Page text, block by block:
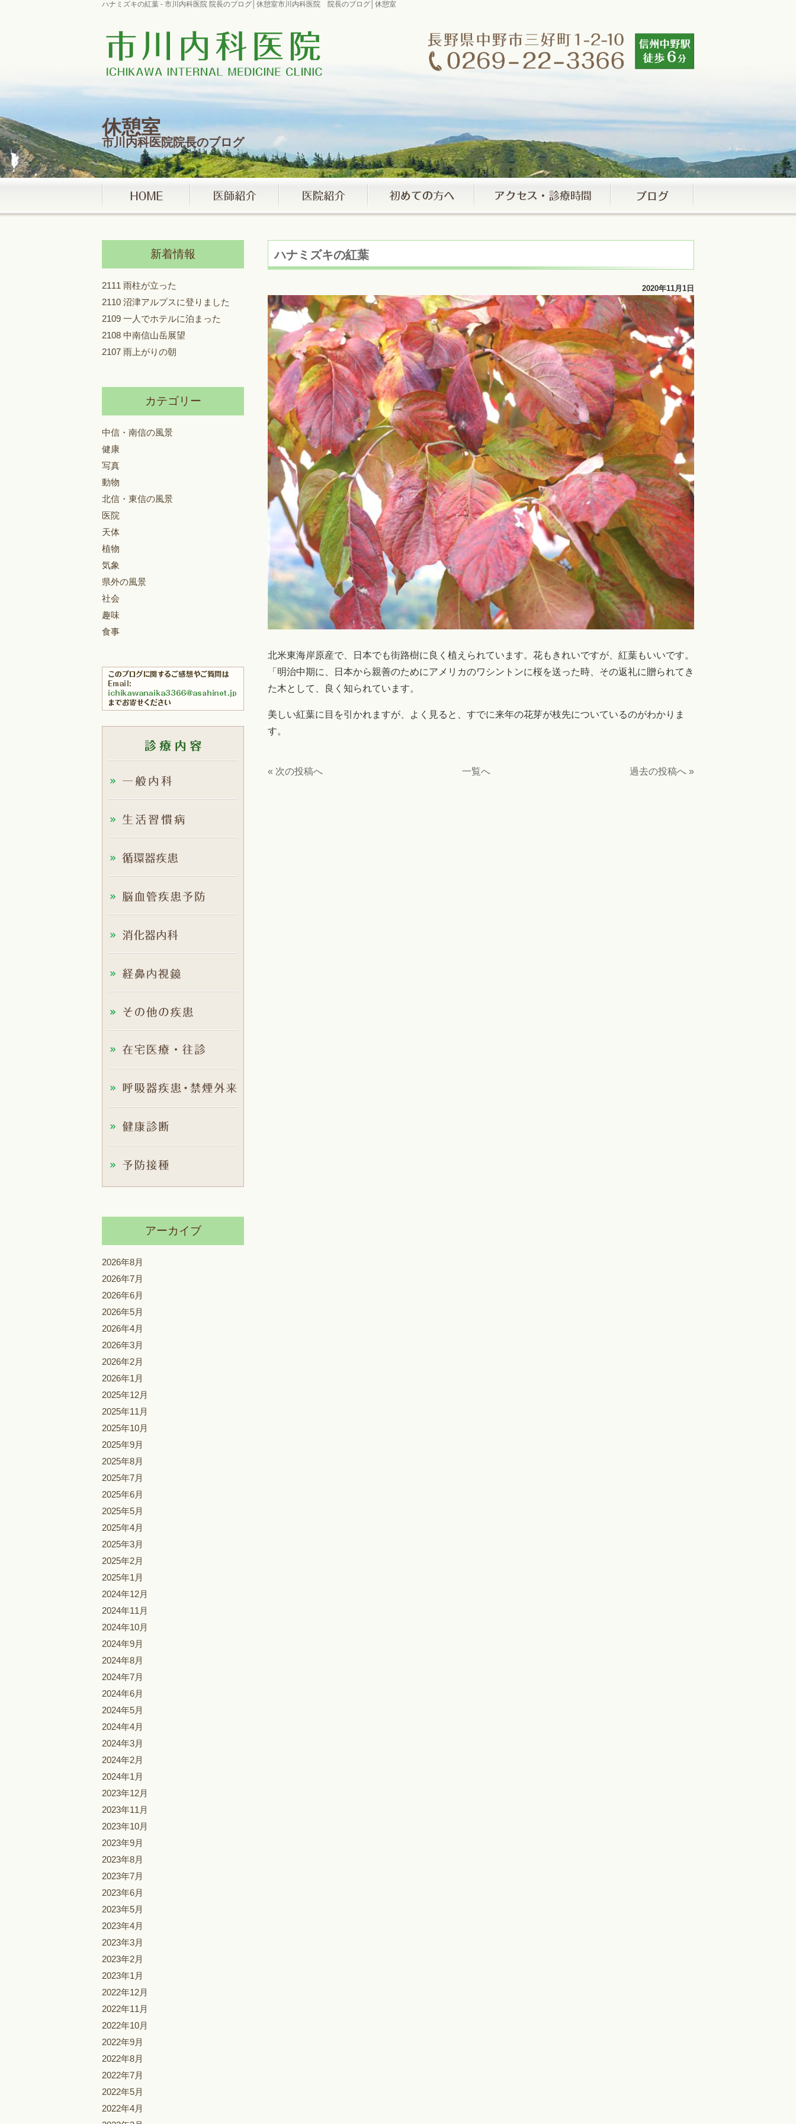
ハナミズキの紅葉 - 市川内科医院 院長のブログ│休憩室市川内科医院 院長のブログ│休憩室
休憩室
市川内科医院院長のブログ
ハナミズキの紅葉
2020年11月1日
北米東海岸原産で、日本でも街路樹に良く植えられています。花もきれいですが、紅葉もいいです。
「明治中期に、日本から親善のためにアメリカのワシントンに桜を送った時、その返礼に贈られてき
た木として、良く知られています。
美しい紅葉に目を引かれますが、よく見ると、すでに来年の花芽が枝先についているのがわかりま
す。
過去の投稿へ »
一覧へ
« 次の投稿へ
新着情報
2111 雨柱が立った
2110 沼津アルプスに登りました
2109 一人でホテルに泊まった
2108 中南信山岳展望
2107 雨上がりの朝
カテゴリー
中信・南信の風景
健康
写真
動物
北信・東信の風景
医院
天体
植物
気象
県外の風景
社会
趣味
食事
アーカイブ
2026年8月
2026年7月
2026年6月
2026年5月
2026年4月
2026年3月
2026年2月
2026年1月
2025年12月
2025年11月
2025年10月
2025年9月
2025年8月
2025年7月
2025年6月
2025年5月
2025年4月
2025年3月
2025年2月
2025年1月
2024年12月
2024年11月
2024年10月
2024年9月
2024年8月
2024年7月
2024年6月
2024年5月
2024年4月
2024年3月
2024年2月
2024年1月
2023年12月
2023年11月
2023年10月
2023年9月
2023年8月
2023年7月
2023年6月
2023年5月
2023年4月
2023年3月
2023年2月
2023年1月
2022年12月
2022年11月
2022年10月
2022年9月
2022年8月
2022年7月
2022年5月
2022年4月